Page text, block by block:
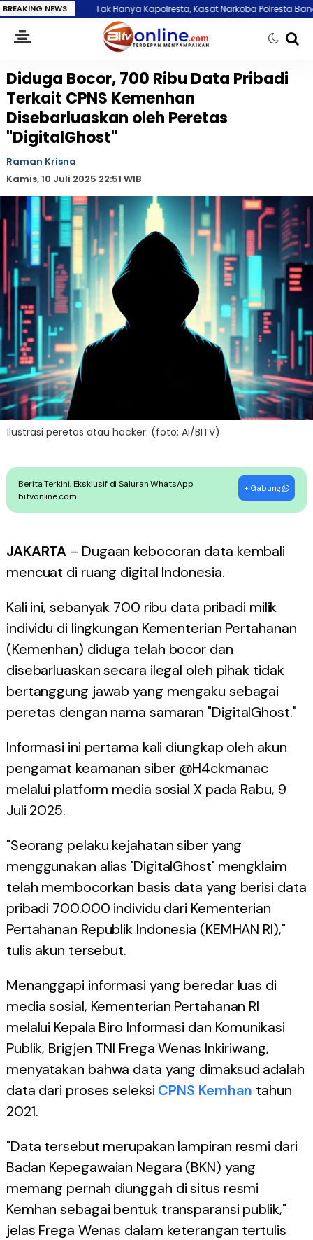
BREAKING NEWS
Tak Hanya Kapolresta, Kasat Narkoba Polresta Banda Aceh Ikut
Diduga Bocor, 700 Ribu Data Pribadi
Terkait CPNS Kemenhan
Disebarluaskan oleh Peretas
"DigitalGhost"
Raman Krisna
Kamis, 10 Juli 2025 22:51 WIB
Ilustrasi peretas atau hacker. (foto: AI/BITV)
Berita Terkini, Eksklusif di Saluran WhatsApp
bitvonline.com
+ Gabung
JAKARTA – Dugaan kebocoran data kembali
mencuat di ruang digital Indonesia.
Kali ini, sebanyak 700 ribu data pribadi milik
individu di lingkungan Kementerian Pertahanan
(Kemenhan) diduga telah bocor dan
disebarluaskan secara ilegal oleh pihak tidak
bertanggung jawab yang mengaku sebagai
peretas dengan nama samaran "DigitalGhost."
Informasi ini pertama kali diungkap oleh akun
pengamat keamanan siber @H4ckmanac
melalui platform media sosial X pada Rabu, 9
Juli 2025.
"Seorang pelaku kejahatan siber yang
menggunakan alias 'DigitalGhost' mengklaim
telah membocorkan basis data yang berisi data
pribadi 700.000 individu dari Kementerian
Pertahanan Republik Indonesia (KEMHAN RI),"
tulis akun tersebut.
Menanggapi informasi yang beredar luas di
media sosial, Kementerian Pertahanan RI
melalui Kepala Biro Informasi dan Komunikasi
Publik, Brigjen TNI Frega Wenas Inkiriwang,
menyatakan bahwa data yang dimaksud adalah
data dari proses seleksi CPNS Kemhan tahun
2021.
"Data tersebut merupakan lampiran resmi dari
Badan Kepegawaian Negara (BKN) yang
memang pernah diunggah di situs resmi
Kemhan sebagai bentuk transparansi publik,"
jelas Frega Wenas dalam keterangan tertulis